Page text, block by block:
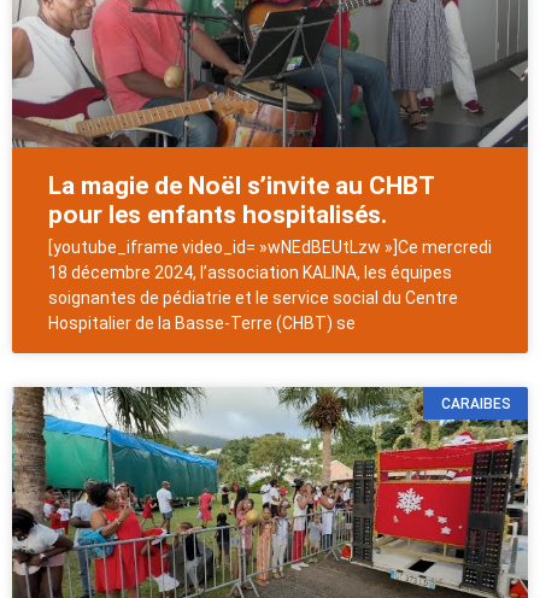
La magie de Noël s’invite au CHBT
pour les enfants hospitalisés.
[youtube_iframe video_id= »wNEdBEUtLzw »]Ce mercredi
18 décembre 2024, l’association KALINA, les équipes
soignantes de pédiatrie et le service social du Centre
Hospitalier de la Basse-Terre (CHBT) se
CARAIBES